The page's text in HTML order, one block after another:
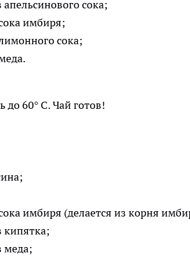
сока;
имбиря;
сока;
до 60° С. Чай готов!
имбиря (делается из корня
кипятка;
меда;